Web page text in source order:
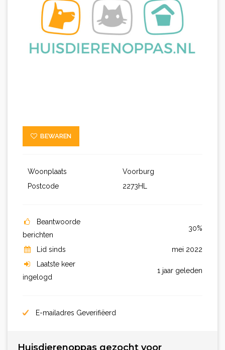
BEWAREN
Woonplaats
Voorburg
Postcode
2273HL
Beantwoorde
berichten
30%
Lid sinds
mei 2022
Laatste keer
ingelogd
1 jaar geleden
E-mailadres Geverifiëerd
Huisdierenoppas gezocht voor